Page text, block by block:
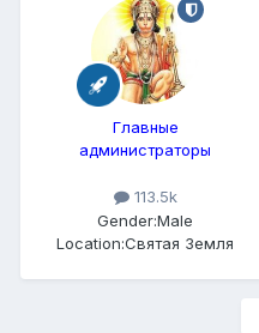
Главные
администраторы
113.5k
Gender:Male
Location:Святая Земля